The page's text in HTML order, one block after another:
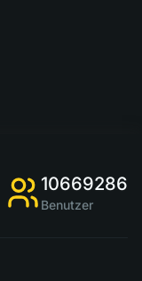
10669286
Benutzer